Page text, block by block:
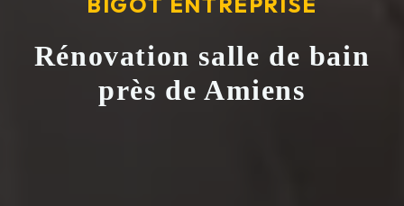
Rénovation salle de bain
près de Amiens